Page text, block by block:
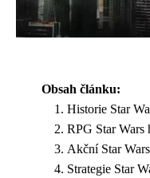
Obsah článku:
Historie Star
RPG Star Wars
Akční Star
Strategie Star